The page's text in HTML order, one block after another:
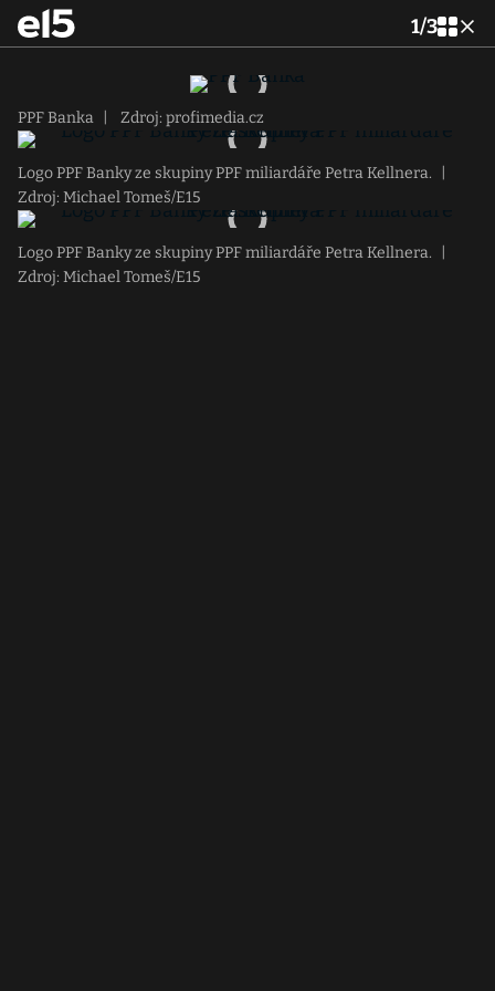
1/3
PPF Banka Zdroj: profimedia.cz
Logo PPF Banky ze skupiny PPF miliardáře Petra Kellnera.
Zdroj: Michael Tomeš/E15
Logo PPF Banky ze skupiny PPF miliardáře Petra Kellnera.
Zdroj: Michael Tomeš/E15